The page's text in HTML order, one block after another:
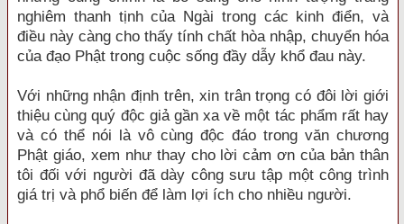
nghiêm thanh tịnh của Ngài trong các kinh điển, và
điều này càng cho thấy tính chất hòa nhập, chuyển hóa
của đạo Phật trong cuộc sống đầy dẫy khổ đau này.
Với những nhận định trên, xin trân trọng có đôi lời giới
thiệu cùng quý độc giả gần xa về một tác phẩm rất hay
và có thể nói là vô cùng độc đáo trong văn chương
Phật giáo, xem như thay cho lời cảm ơn của bản thân
tôi đối với người đã dày công sưu tập một công trình
giá trị và phổ biến để làm lợi ích cho nhiều người.